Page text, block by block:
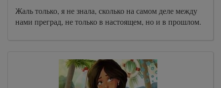
Жаль только, я не знала, сколько на самом деле между
нами преград, не только в настоящем, но и в прошлом.